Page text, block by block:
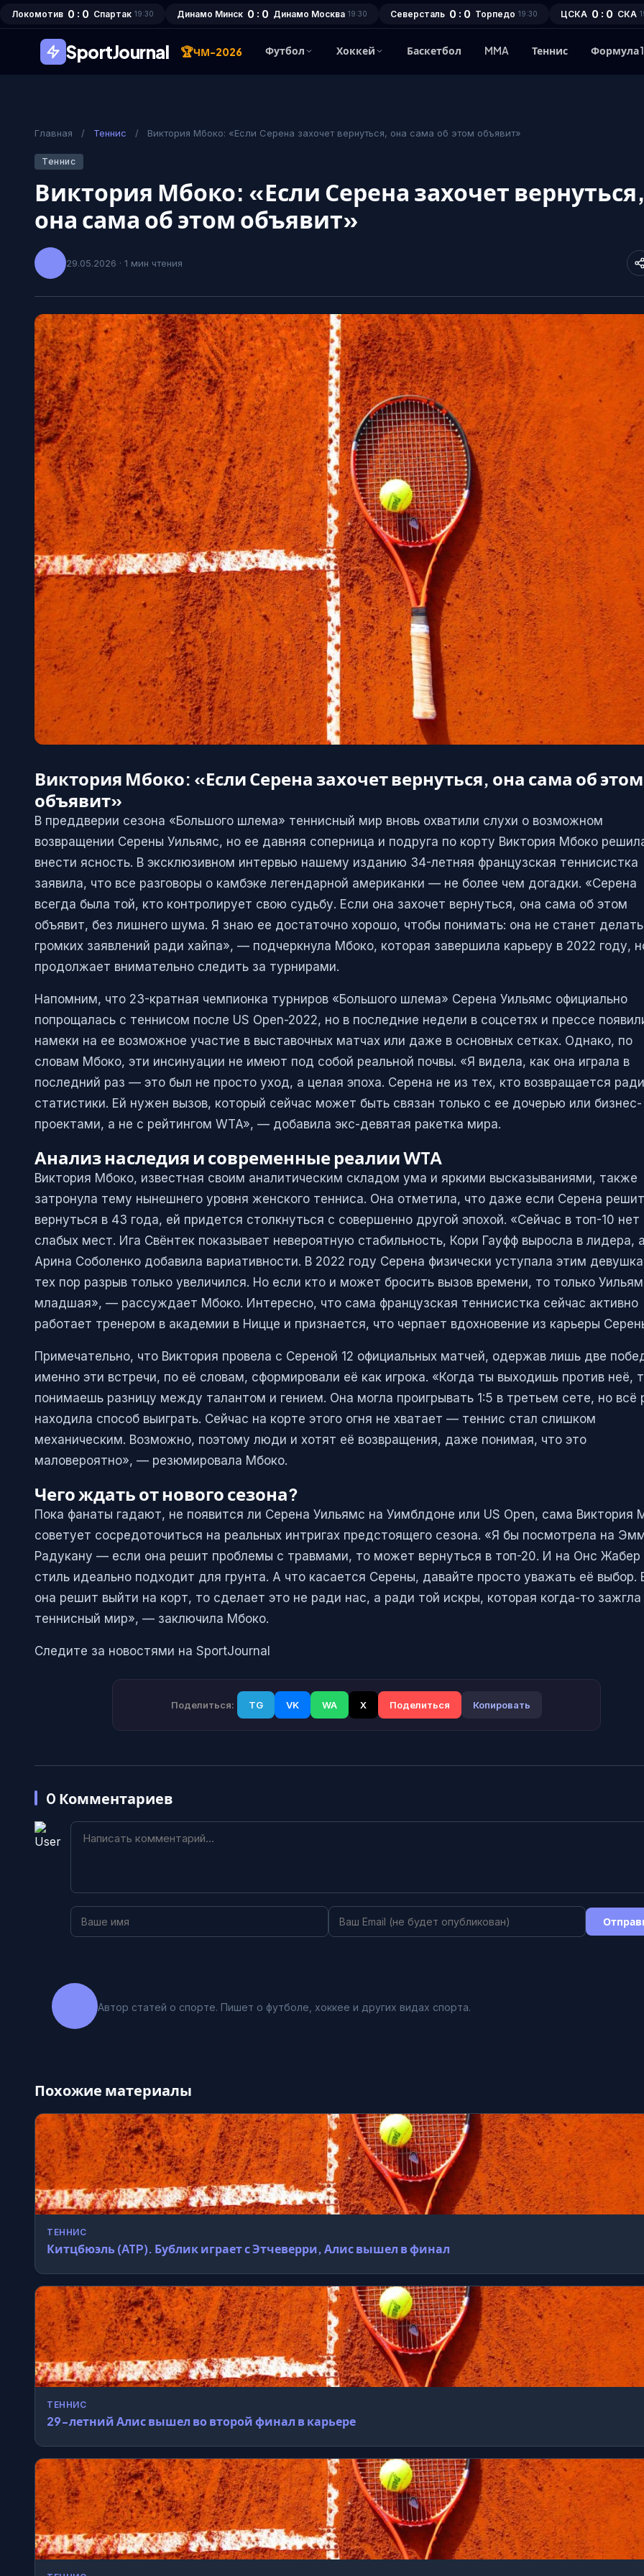
Локомотив 0 : 0 Спартак 19:30 Динамо Минск 0 : 0 Динамо Москва 19:30 Северсталь 0 : 0 Торпедо 19:30 ЦСКА 0 : 0 СКА
SportJournal 🏆ЧМ-2026 Футбол Хоккей Баскетбол MMA Теннис Формула 1
Главная / Теннис / Виктория Мбоко: «Если Серена захочет вернуться, она сама об этом объявит»
Теннис
Виктория Мбоко: «Если Серена захочет
она сама об этом объявит»
29.05.2026 · 1 мин чтения
Виктория Мбоко: «Если Серена захочет вернуться, она сама об этом
объявит»
В преддверии сезона «Большого шлема» теннисный мир вновь охватили слухи о возможном
возвращении Серены Уильямс, но ее давняя соперница и подруга по корту Виктория Мбоко
внести ясность. В эксклюзивном интервью нашему изданию 34-летняя французская теннисистка
заявила, что все разговоры о камбэке легендарной американки — не более чем догадки. «Серена
всегда была той, кто контролирует свою судьбу. Если она захочет вернуться, она сама об этом
объявит, без лишнего шума. Я знаю ее достаточно хорошо, чтобы понимать: она не станет делать
громких заявлений ради хайпа», — подчеркнула Мбоко, которая завершила карьеру в 2022 году,
продолжает внимательно следить за турнирами.
Напомним, что 23-кратная чемпионка турниров «Большого шлема» Серена Уильямс официально
попрощалась с теннисом после US Open-2022, но в последние недели в соцсетях и прессе
намеки на ее возможное участие в выставочных матчах или даже в основных сетках. Однако, по
словам Мбоко, эти инсинуации не имеют под собой реальной почвы. «Я видела, как она играла в
последний раз — это был не просто уход, а целая эпоха. Серена не из тех, кто возвращается ради
статистики. Ей нужен вызов, который сейчас может быть связан только с ее дочерью или бизнес-
проектами, а не с рейтингом WTA», — добавила экс-девятая ракетка мира.
Анализ наследия и современные реалии WTA
Виктория Мбоко, известная своим аналитическим складом ума и яркими высказываниями, также
затронула тему нынешнего уровня женского тенниса. Она отметила, что даже если Серена решит
вернуться в 43 года, ей придется столкнуться с совершенно другой эпохой. «Сейчас в топ-10 нет
слабых мест. Ига Свёнтек показывает невероятную стабильность, Кори Гауфф выросла в лидера,
Арина Соболенко добавила вариативности. В 2022 году Серена физически уступала этим
тех пор разрыв только увеличился. Но если кто и может бросить вызов времени, то только
младшая», — рассуждает Мбоко. Интересно, что сама французская теннисистка сейчас активно
работает тренером в академии в Ницце и признается, что черпает вдохновение из карьеры
Примечательно, что Виктория провела с Сереной 12 официальных матчей, одержав лишь две
именно эти встречи, по её словам, сформировали её как игрока. «Когда ты выходишь против неё,
понимаешь разницу между талантом и гением. Она могла проигрывать 1:5 в третьем сете, но всё
находила способ выиграть. Сейчас на корте этого огня не хватает — теннис стал слишком
механическим. Возможно, поэтому люди и хотят её возвращения, даже понимая, что это
маловероятно», — резюмировала Мбоко.
Чего ждать от нового сезона?
Пока фанаты гадают, не появится ли Серена Уильямс на Уимблдоне или US Open, сама Виктория
советует сосредоточиться на реальных интригах предстоящего сезона. «Я бы посмотрела на
Радукану — если она решит проблемы с травмами, то может вернуться в топ-20. И на Онс
стиль идеально подходит для грунта. А что касается Серены, давайте просто уважать её выбор.
она решит выйти на корт, то сделает это не ради нас, а ради той искры, которая когда-то зажгла
теннисный мир», — заключила Мбоко.
Следите за новостями на SportJournal
Поделиться: TG VK WA X Поделиться Копировать
0 Комментариев
Автор статей о спорте. Пишет о футболе, хоккее и других видах спорта.
Похожие материалы
ТЕННИС
Китцбюэль (ATP). Бублик играет с Этчеверри, Алис вышел в финал
ТЕННИС
29-летний Алис вышел во второй финал в карьере